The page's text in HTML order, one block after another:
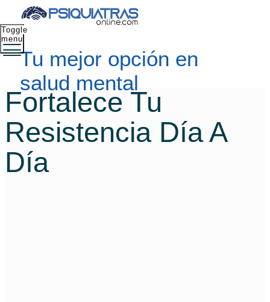
Tu mejor opción en
salud mental
Toggle
menu
Fortalece Tu
Resistencia Día A
Día